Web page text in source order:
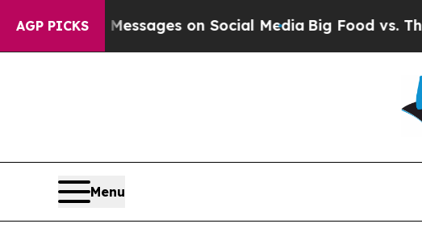
AGP PICKSMessages on Social Media Big Food vs. The
Menu